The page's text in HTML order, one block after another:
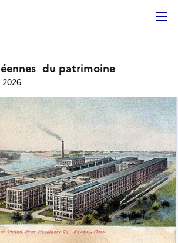
du patrimoine